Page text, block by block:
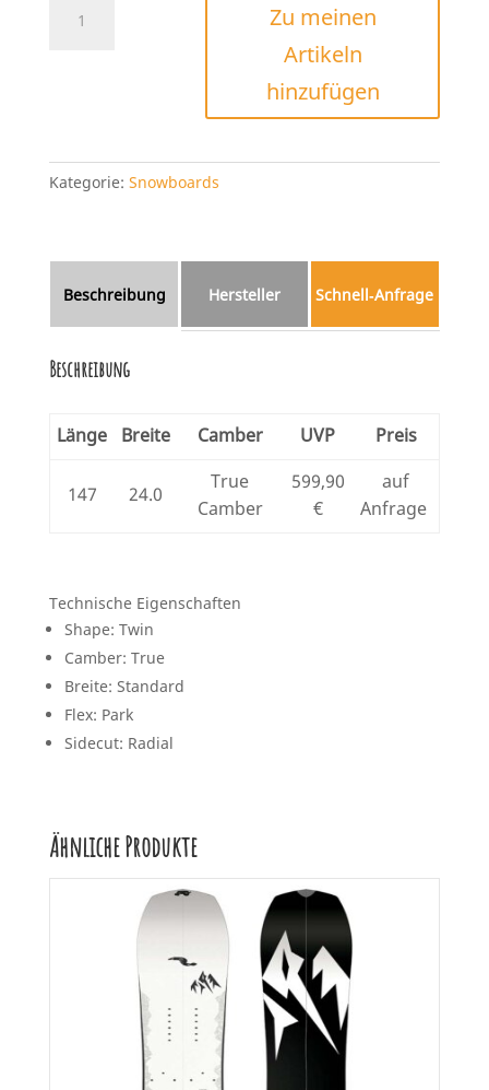
Nitro
Zu meinen
Artikeln
hinzufügen
Kategorie: Snowboards
Beschreibung Hersteller Schnell‑Anfrage
Beschreibung
Länge Breite Camber UVP Preis
147 24.0
True
Camber
599,90
€
auf
Anfrage
Technische Eigenschaften
Shape: Twin
Camber: True
Breite: Standard
Flex: Park
Sidecut: Radial
Ähnliche Produkte